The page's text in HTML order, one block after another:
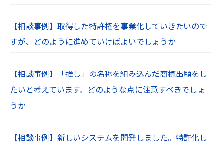
【相談事例】取得した特許権を事業化していきたいので
すが、どのように進めていけばよいでしょうか
【相談事例】「推し」の名称を組み込んだ商標出願をし
たいと考えています。どのような点に注意すべきでしょ
うか
【相談事例】新しいシステムを開発しました。特許化し